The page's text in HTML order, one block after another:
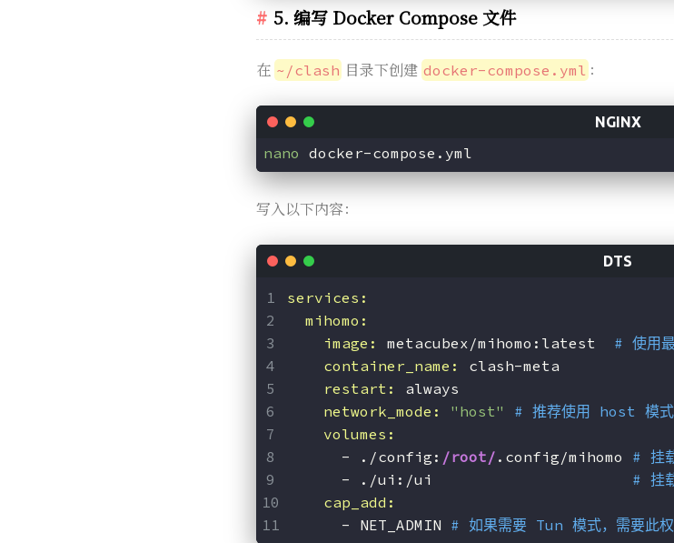
5. 编写 Docker Compose 文件
在 ~/clash 目录下创建 docker-compose.yml ：
nano
写入以下内容：
services:
  mihomo:
    image:
metacubex/mihomo:latest # 使用
    container_name:
clash-meta
    restart:
always
    network_mode:
"host"
# 推荐使用 host 模式
    volumes:
      - ./config:
/root/ .config/mihomo # 挂
      - ./ui:/ui
# 挂
    cap_add:
      - NET_ADMIN
# 如果需要 Tun 模式，需要此